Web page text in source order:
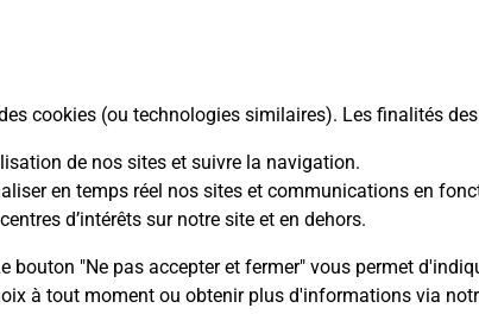
cookies (ou technologies similaires). Les finalités
de nos sites et suivre la navigation.
en temps réel nos sites et communications en
d’intérêts sur notre site et en dehors.
"Ne pas accepter et fermer" vous permet
à tout moment ou obtenir plus d'informations via
Charny Le Bachot